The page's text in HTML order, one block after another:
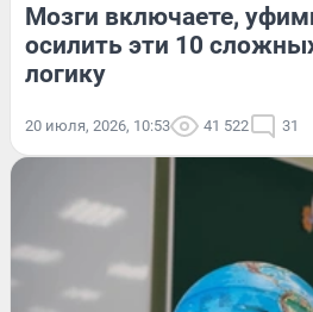
Мозги включаете,
осилить эти 10
логику
20 июля, 2026, 10:53 41 522 31